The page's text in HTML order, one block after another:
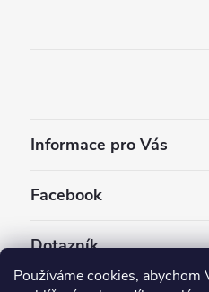
Používáme cookies,
Informace pro Vás
Facebook
Dotazník